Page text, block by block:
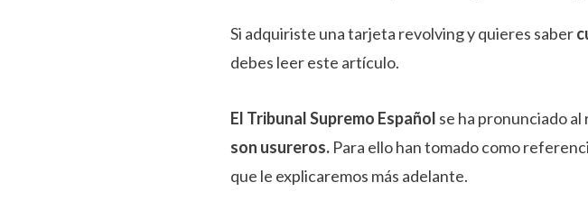
Si adquiriste una tarjeta revolving y quieres saber
debes leer este artículo.
El Tribunal Supremo Español se ha pronunciado
son usureros. Para ello han tomado como
que le explicaremos más adelante.